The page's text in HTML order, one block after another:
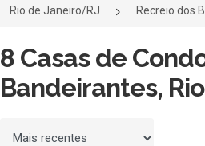
Rio de Janeiro/RJ Recreio dos
8 Casas de
Bandeirantes,
Ordenar por